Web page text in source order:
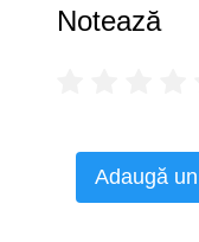
Notează
Adaugă